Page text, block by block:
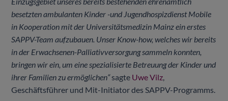
besetzten ambulanten Kinder -und Jugendhospizdienst Mobile
in Kooperation mit der Universitätsmedizin Mainz ein erstes
SAPPV-Team aufzubauen. Unser Know-how, welches wir bereits
in der Erwachsenen-Palliativversorgung sammeln konnten,
bringen wir ein, um eine spezialisierte Betreuung der Kinder und
ihrer Familien zu ermöglichen“sagte Uwe Vilz
Geschäftsführer und Mit-Initiator des SAPPV-Programms.